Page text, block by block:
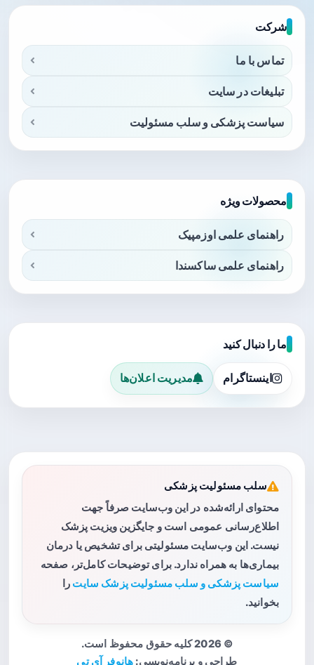
شرکت
تماس با ما
تبلیغات در سایت
سیاست پزشکی و سلب مسئولیت
محصولات ویژه
راهنمای علمی اوزمپیک
راهنمای علمی ساکسندا
ما را دنبال کنید
اینستاگرام مدیریت اعلان‌ها
سلب مسئولیت پزشکی
محتوای ارائه‌شده در این وب‌سایت صرفاً جهت
اطلاع‌رسانی عمومی است و جایگزین ویزیت پزشک
نیست. این وب‌سایت مسئولیتی برای تشخیص یا درمان
بیماری‌ها به همراه ندارد. برای توضیحات کامل‌تر، صفحه
سیاست پزشکی و سلب مسئولیت پزشک سایت را
بخوانید.
© 2026 کلیه حقوق محفوظ است.
طراحی و برنامه‌نویسی: هانوفر آی تی